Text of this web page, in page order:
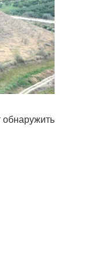
обнаружить